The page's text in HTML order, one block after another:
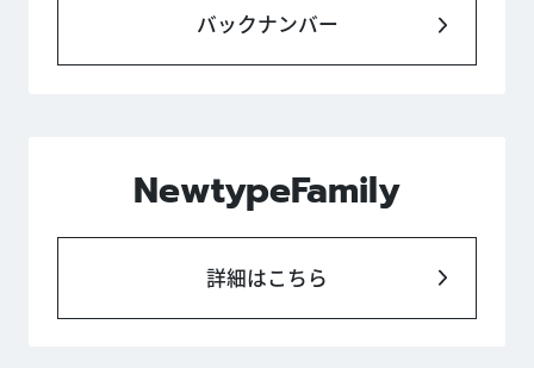
バックナンバー
NewtypeFamily
詳細はこちら